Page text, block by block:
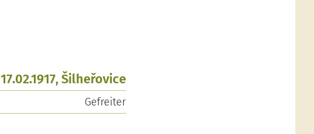
17.02.1917, Šilheřovice
Gefreiter